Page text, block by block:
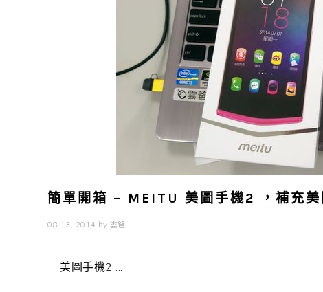
簡單開箱 – MEITU 美圖手機2 ，補充
08 13, 2014 by 雲爸
美圖手機2 ...